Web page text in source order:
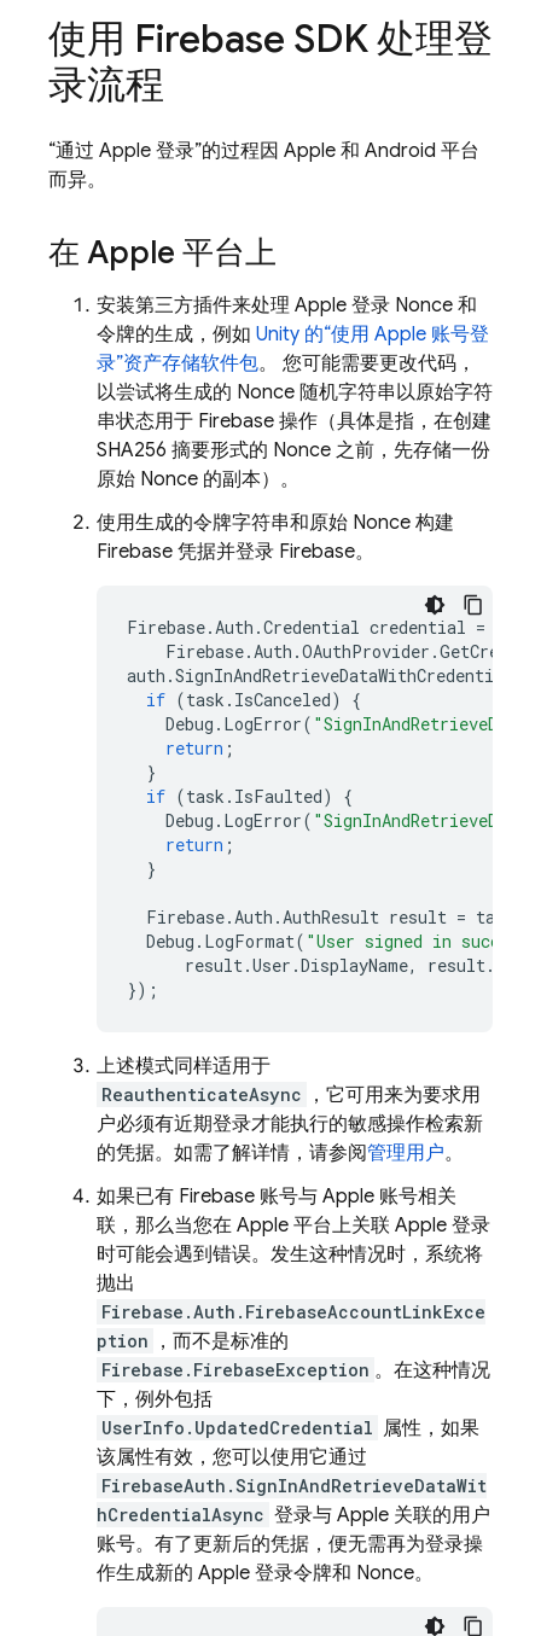
使用 Firebase SDK 处理登
录流程
“通过 Apple 登录”的过程因 Apple 和 Android 平台
而异。
在 Apple 平台上
安装第三方插件来处理 Apple 登录 Nonce 和
令牌的生成，例如 Unity 的“使用 Apple 账号登
录”资产存储软件包。 您可能需要更改代码，
以尝试将生成的 Nonce 随机字符串以原始字符
串状态用于 Firebase 操作（具体是指，在创建
SHA256 摘要形式的 Nonce 之前，先存储一份
原始 Nonce 的副本）。
使用生成的令牌字符串和原始 Nonce 构建
Firebase 凭据并登录 Firebase。
Firebase.Auth .Credential credential =
Firebase.Auth .OAuthProvider .
auth .
if (task . IsCanceled)
{
Debug . LogError(
return ;
}
if (task . IsFaulted)
{
Debug . LogError(
return ;
}
Firebase.Auth .AuthResult result = task
Debug . LogFormat( "User signed in
result.User .DisplayName, result.
});
上述模式同样适用于
ReauthenticateAsync
，它可用来为要求用
户必须有近期登录才能执行的敏感操作检索新
的凭据。如需了解详情，请参阅管理用户。
如果已有 Firebase 账号与 Apple 账号相关
联，那么当您在 Apple 平台上关联 Apple 登录
时可能会遇到错误。发生这种情况时，系统将
抛出
Firebase.Auth.FirebaseAccountLinkExce
ption
，而不是标准的
Firebase.FirebaseException 。在这种情况
下，例外包括
UserInfo.UpdatedCredential 属性，如果
该属性有效，您可以使用它通过
FirebaseAuth.SignInAndRetrieveDataWit
hCredentialAsync 登录与 Apple 关联的用户
账号。有了更新后的凭据，便无需再为登录操
作生成新的 Apple 登录令牌和 Nonce。